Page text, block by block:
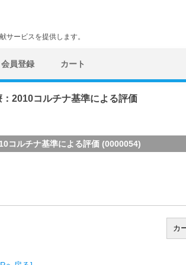
サービスを提供します。
会員登録 カート
2010コルチナ基準による評価
コルチナ基準による評価 (0000054)